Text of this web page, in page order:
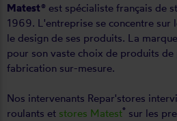
Matest® est spécialiste français de
1969. L'entreprise se concentre sur
le design de ses produits. La
pour son vaste choix de produits
fabrication sur-mesure.
Nos intervenants Repar'stores
roulants et stores Matest® sur les